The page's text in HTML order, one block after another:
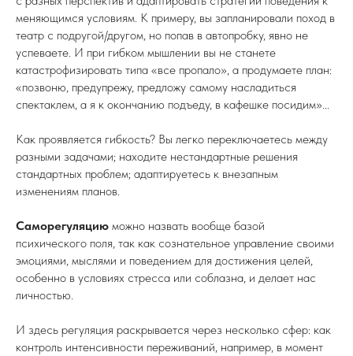
меняющимся условиям. К примеру, вы запланировали поход в
театр с подругой/другом, но попав в автопробку, явно не
успеваете. И при гибком мышлении вы не станете
катастрофизировать типа «все пропало», а продумаете план:
«позвоню, предупрежу, предложу самому насладиться
спектаклем, а я к окончанию подъеду, в кафешке посидим»...
Как проявляется гибкость? Вы легко переключаетесь между
разными задачами; находите нестандартные решения
стандартных проблем; адаптируетесь к внезапным
изменениям планов.
Саморегуляцию можно назвать вообще базой
психического поля, так как сознательное управление своими
эмоциями, мыслями и поведением для достижения целей,
особенно в условиях стресса или соблазна, и делает нас
личностью.
И здесь регуляция раскрывается через несколько сфер: как
контроль интенсивности переживаний, например, в момент